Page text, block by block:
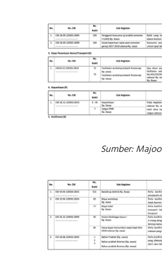
Sumber: Majoo